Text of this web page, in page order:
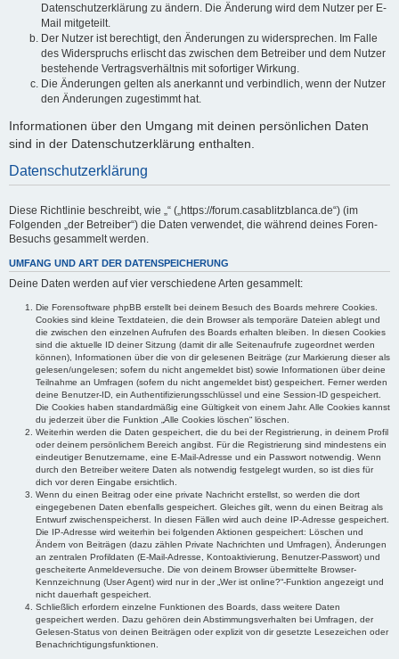
Datenschutzerklärung zu ändern. Die Änderung wird dem Nutzer per E-
Mail mitgeteilt.
Der Nutzer ist berechtigt, den Änderungen zu widersprechen. Im Falle
des Widerspruchs erlischt das zwischen dem Betreiber und dem Nutzer
bestehende Vertragsverhältnis mit sofortiger Wirkung.
Die Änderungen gelten als anerkannt und verbindlich, wenn der Nutzer
den Änderungen zugestimmt hat.
Informationen über den Umgang mit deinen persönlichen Daten
sind in der Datenschutzerklärung enthalten.
Datenschutzerklärung
Diese Richtlinie beschreibt, wie „“ („https://forum.casablitzblanca.de“) (im
Folgenden „der Betreiber“) die Daten verwendet, die während deines Foren-
Besuchs gesammelt werden.
UMFANG UND ART DER DATENSPEICHERUNG
Deine Daten werden auf vier verschiedene Arten gesammelt:
Die Forensoftware phpBB erstellt bei deinem Besuch des Boards mehrere Cookies.
Cookies sind kleine Textdateien, die dein Browser als temporäre Dateien ablegt und
die zwischen den einzelnen Aufrufen des Boards erhalten bleiben. In diesen Cookies
sind die aktuelle ID deiner Sitzung (damit dir alle Seitenaufrufe zugeordnet werden
können), Informationen über die von dir gelesenen Beiträge (zur Markierung dieser als
gelesen/ungelesen; sofern du nicht angemeldet bist) sowie Informationen über deine
Teilnahme an Umfragen (sofern du nicht angemeldet bist) gespeichert. Ferner werden
deine Benutzer-ID, ein Authentifizierungsschlüssel und eine Session-ID gespeichert.
Die Cookies haben standardmäßig eine Gültigkeit von einem Jahr. Alle Cookies kannst
du jederzeit über die Funktion „Alle Cookies löschen“ löschen.
Weiterhin werden die Daten gespeichert, die du bei der Registrierung, in deinem Profil
oder deinem persönlichem Bereich angibst. Für die Registrierung sind mindestens ein
eindeutiger Benutzername, eine E-Mail-Adresse und ein Passwort notwendig. Wenn
durch den Betreiber weitere Daten als notwendig festgelegt wurden, so ist dies für
dich vor deren Eingabe ersichtlich.
Wenn du einen Beitrag oder eine private Nachricht erstellst, so werden die dort
eingegebenen Daten ebenfalls gespeichert. Gleiches gilt, wenn du einen Beitrag als
Entwurf zwischenspeicherst. In diesen Fällen wird auch deine IP-Adresse gespeichert.
Die IP-Adresse wird weiterhin bei folgenden Aktionen gespeichert: Löschen und
Ändern von Beiträgen (dazu zählen Private Nachrichten und Umfragen), Änderungen
an zentralen Profildaten (E-Mail-Adresse, Kontoaktivierung, Benutzer-Passwort) und
gescheiterte Anmeldeversuche. Die von deinem Browser übermittelte Browser-
Kennzeichnung (User Agent) wird nur in der „Wer ist online?“-Funktion angezeigt und
nicht dauerhaft gespeichert.
Schließlich erfordern einzelne Funktionen des Boards, dass weitere Daten
gespeichert werden. Dazu gehören dein Abstimmungsverhalten bei Umfragen, der
Gelesen-Status von deinen Beiträgen oder explizit von dir gesetzte Lesezeichen oder
Benachrichtigungsfunktionen.